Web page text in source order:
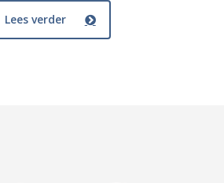
Lees verder